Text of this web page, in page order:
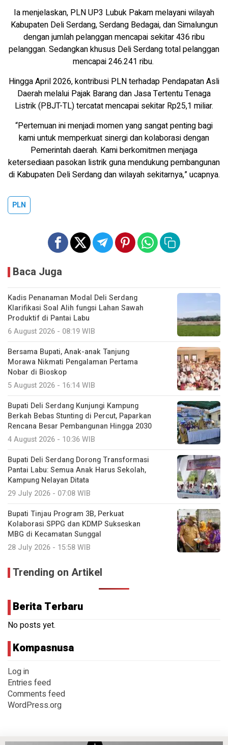
Ia menjelaskan, PLN UP3 Lubuk Pakam melayani wilayah
Kabupaten Deli Serdang, Serdang Bedagai, dan Simalungun
dengan jumlah pelanggan mencapai sekitar 436 ribu
pelanggan. Sedangkan khusus Deli Serdang total pelanggan
mencapai 246.241 ribu.
Hingga April 2026, kontribusi PLN terhadap Pendapatan Asli
Daerah melalui Pajak Barang dan Jasa Tertentu Tenaga
Listrik (PBJT-TL) tercatat mencapai sekitar Rp25,1 miliar.
“Pertemuan ini menjadi momen yang sangat penting bagi
kami untuk memperkuat sinergi dan kolaborasi dengan
Pemerintah daerah. Kami berkomitmen menjaga
ketersediaan pasokan listrik guna mendukung pembangunan
di Kabupaten Deli Serdang dan wilayah sekitarnya,” ucapnya.
PLN
Baca Juga
Kadis Penanaman Modal Deli Serdang
Klarifikasi Soal Alih fungsi Lahan Sawah
Produktif di Pantai Labu
6 August 2026 - 08:19 WIB
Bersama Bupati, Anak-anak Tanjung
Morawa Nikmati Pengalaman Pertama
Nobar di Bioskop
5 August 2026 - 16:14 WIB
Bupati Deli Serdang Kunjungi Kampung
Berkah Bebas Stunting di Percut, Paparkan
Rencana Besar Pembangunan Hingga 2030
4 August 2026 - 10:36 WIB
Bupati Deli Serdang Dorong Transformasi
Pantai Labu: Semua Anak Harus Sekolah,
Kampung Nelayan Ditata
29 July 2026 - 07:08 WIB
Bupati Tinjau Program 3B, Perkuat
Kolaborasi SPPG dan KDMP Sukseskan
MBG di Kecamatan Sunggal
28 July 2026 - 15:58 WIB
Trending on Artikel
Berita Terbaru
No posts yet.
Kompasnusa
Log in
Entries feed
Comments feed
WordPress.org